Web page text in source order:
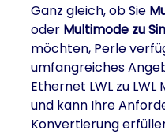
Ganz gleich, ob Sie
oder Multimode zu
möchten, Perle
umfangreiches
Ethernet LWL zu
und kann Ihre
Konvertierung